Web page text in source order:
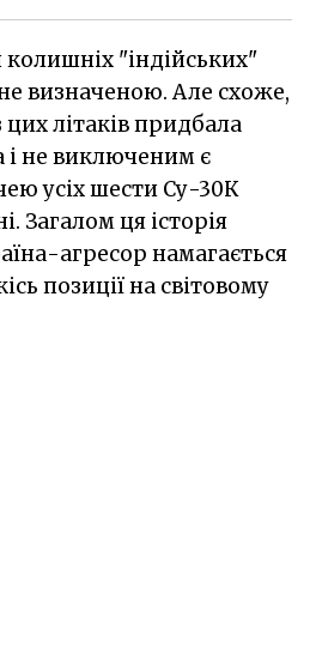
"індійських"
визначеною. Але схоже,
літаків придбала
і не виключеним є
усіх шести Су-30К
Загалом ця історія
агресор намагається
позиції на світовому